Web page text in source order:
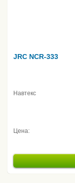
JRC NCR-333
Навтекс
Цена: